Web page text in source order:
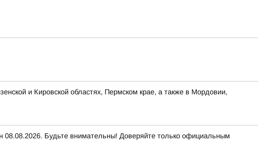
и Кировской областях, Пермском крае, а также в Мордовии,
Будьте внимательны! Доверяйте только официальным